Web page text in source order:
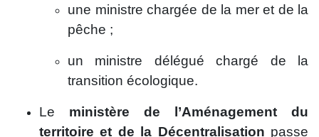
une ministre chargée de la mer et de la
pêche ;
un ministre délégué chargé de la
transition écologique.
Le ministère de l’Aménagement du
territoire et de la Décentralisation passe